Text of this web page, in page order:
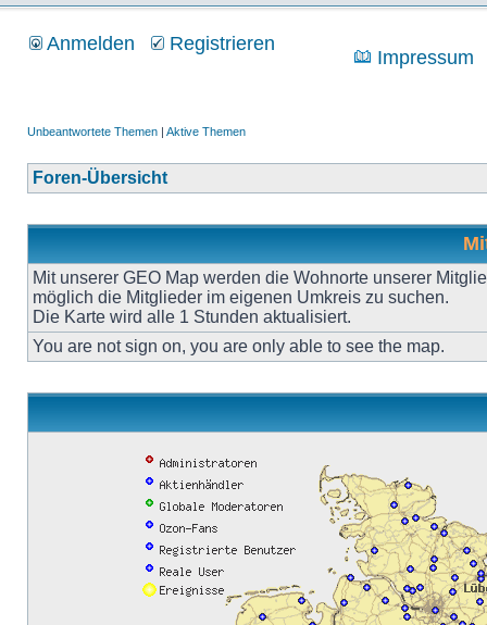
Anmelden Registrieren
Impressum
Unbeantwortete Themen | Aktive Themen
Foren-Übersicht
Mit unserer GEO Map werden die Wohnorte unserer
möglich die Mitglieder im eigenen Umkreis zu suchen.
Die Karte wird alle 1 Stunden aktualisiert.
You are not sign on, you are only able to see the map.